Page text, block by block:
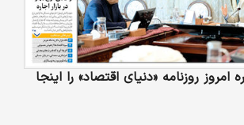
روزنامه «دنیای‌ اقتصاد» را اینجا